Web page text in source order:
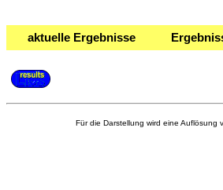
aktuelle Ergebnisse
Für die Darstellung wird eine Auflösung